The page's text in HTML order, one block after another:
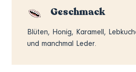
Geschmack
Blüten, Honig, Karamell,
und manchmal Leder.